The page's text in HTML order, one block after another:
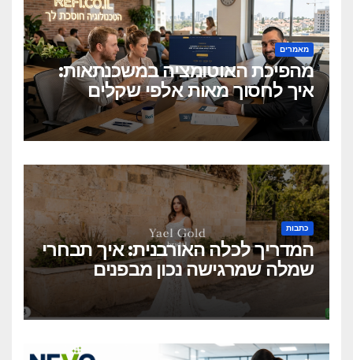
מאמרים
מהפיכת האוטומציה במשכנתאות:
איך לחסוך מאות אלפי שקלים
בלחיצת כפתור?
כתבות
המדריך לכלה האורבנית: איך תבחרי
שמלה שמרגישה נכון מבפנים
ונראית מושלם מבחוץ?